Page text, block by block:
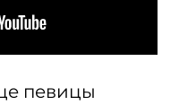
певицы